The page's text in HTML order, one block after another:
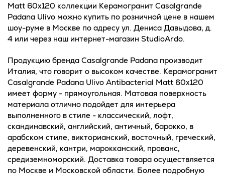
Matt 60x120 коллекции Керамогранит Casalgrande
Padana Ulivo можно купить по розничной цене в нашем
шоу-руме в Москве по адресу ул. Дениса Давыдова, д.
4 или через наш интернет-магазин StudioArdo.
Продукцию бренда Casalgrande Padana производит
Италия, что говорит о высоком качестве. Керамогранит
Casalgrande Padana Ulivo Antibacterial Matt 60x120
имеет форму - прямоугольная. Матовая поверхность
материала отлично подойдет для интерьера
выполненного в стиле - классический, лофт,
скандинавский, английский, античный, барокко, в
арабском стиле, викторианский, восточный, греческий,
деревенский, кантри, марокканский, прованс,
средиземноморский. Доставка товара осуществляется
по Москве и Московской области. Более подробную